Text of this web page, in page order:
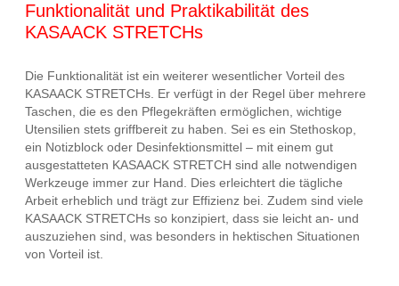
Funktionalität und Praktikabilität des
KASAACK STRETCHs
Die Funktionalität ist ein weiterer wesentlicher Vorteil des
KASAACK STRETCHs. Er verfügt in der Regel über mehrere
Taschen, die es den Pflegekräften ermöglichen, wichtige
Utensilien stets griffbereit zu haben. Sei es ein Stethoskop,
ein Notizblock oder Desinfektionsmittel – mit einem gut
ausgestatteten KASAACK STRETCH sind alle notwendigen
Werkzeuge immer zur Hand. Dies erleichtert die tägliche
Arbeit erheblich und trägt zur Effizienz bei. Zudem sind viele
KASAACK STRETCHs so konzipiert, dass sie leicht an- und
auszuziehen sind, was besonders in hektischen Situationen
von Vorteil ist.